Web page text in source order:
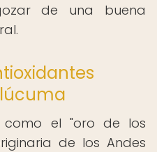
de una buena
como el "oro de los
de los Andes